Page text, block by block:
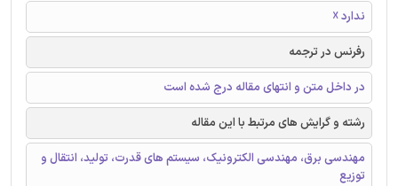
ندارد ☓
رفرنس در ترجمه
در داخل متن و انتهای مقاله درج شده است
رشته و گرایش های مرتبط با این مقاله
مهندسی برق، مهندسی الکترونیک، سیستم های قدرت، تولید، انتقال و
توزیع